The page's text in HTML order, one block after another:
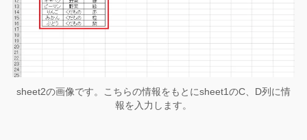
sheet2の画像です。こちらの情報をもとにsheet1のC、D列に情
報を入力します。